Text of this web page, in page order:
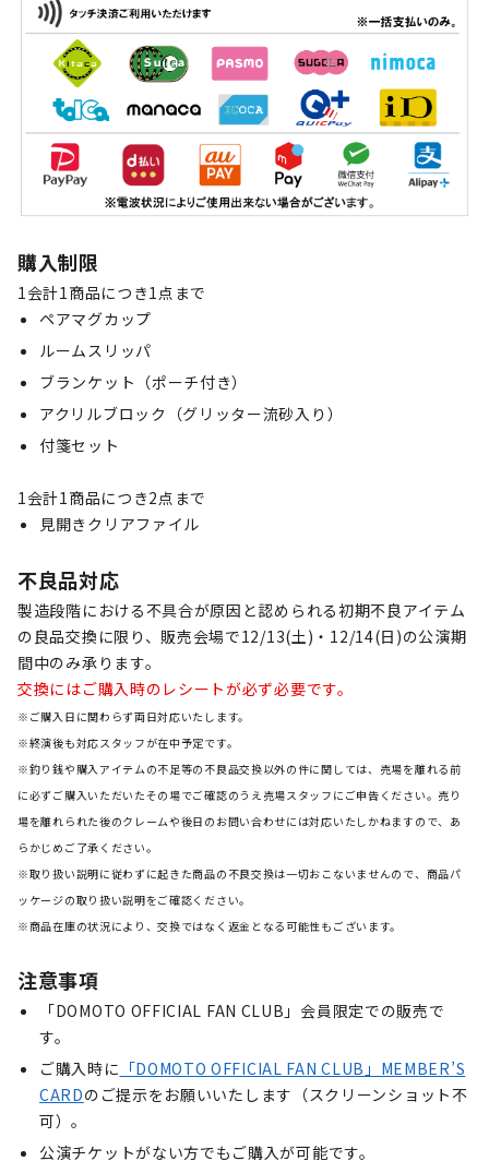
購入制限
1会計1商品につき1点まで
ペアマグカップ
ルームスリッパ
ブランケット（ポーチ付き）
アクリルブロック（グリッター流砂入り）
付箋セット
1会計1商品につき2点まで
見開きクリアファイル
不良品対応
製造段階における不具合が原因と認められる初期不良アイテム
の良品交換に限り、販売会場で12/13(土)・12/14(日)の公演期
間中のみ承ります。
交換にはご購入時のレシートが必ず必要です。
※ご購入日に関わらず両日対応いたします。
※終演後も対応スタッフが在中予定です。
※釣り銭や購入アイテムの不足等の不良品交換以外の件に関しては、売場を離れる前
に必ずご購入いただいたその場でご確認のうえ売場スタッフにご申告ください。売り
場を離れられた後のクレームや後日のお問い合わせには対応いたしかねますので、あ
らかじめご了承ください。
※取り扱い説明に従わずに起きた商品の不良交換は一切おこないませんので、商品パ
ッケージの取り扱い説明をご確認ください。
※商品在庫の状況により、交換ではなく返金となる可能性もございます。
注意事項
「DOMOTO OFFICIAL FAN CLUB」会員限定での販売で
す。
ご購入時に 「DOMOTO OFFICIAL FAN CLUB」MEMBER’S
CARDのご提示をお願いいたします（スクリーンショット不
可）。
公演チケットがない方でもご購入が可能です。